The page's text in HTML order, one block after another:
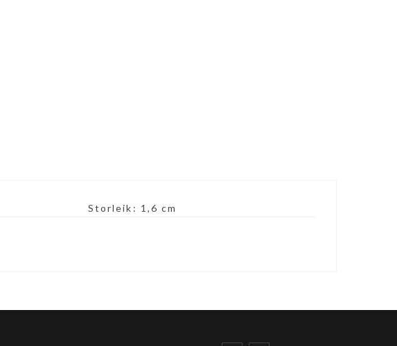
Storleik: 1,6 cm